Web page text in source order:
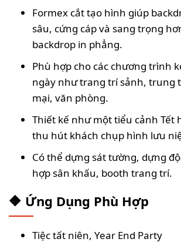
Formex cắt tạo hình giúp
sâu, cứng cáp và sang trọng
backdrop in phẳng.
Phù hợp cho các chương trình
ngày như trang trí sảnh, trung
mại, văn phòng.
Thiết kế như một tiểu cảnh Tết
thu hút khách chụp hình lưu
Có thể dựng sát tường, dựng
hợp sân khấu, booth trang trí.
🔶 Ứng Dụng Phù Hợp
Tiệc tất niên, Year End Party